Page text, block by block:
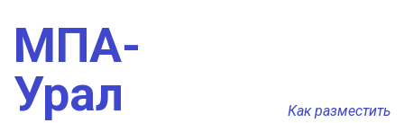
МПА-
Урал
Как разместить